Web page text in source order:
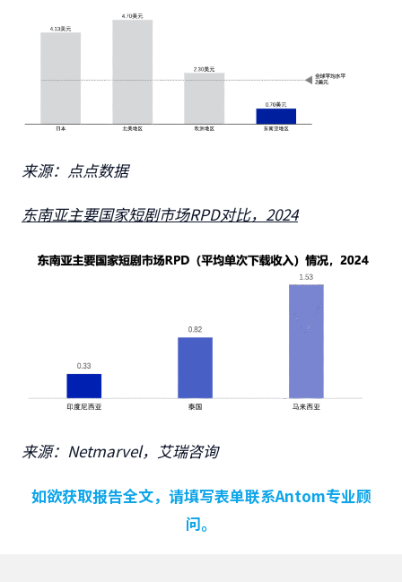
来源：点点数据
东南亚主要国家短剧市场RPD对比，2024
来源：Netmarvel，艾瑞咨询
如欲获取报告全文，请填写表单联系Antom专业顾
问。